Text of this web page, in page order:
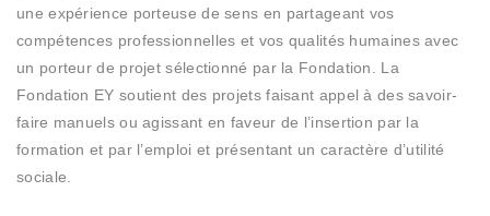
une expérience porteuse de sens en partageant vos
compétences professionnelles et vos qualités humaines avec
un porteur de projet sélectionné par la Fondation. La
Fondation EY soutient des projets faisant appel à des savoir-
faire manuels ou agissant en faveur de l’insertion par la
formation et par l’emploi et présentant un caractère d’utilité
sociale.